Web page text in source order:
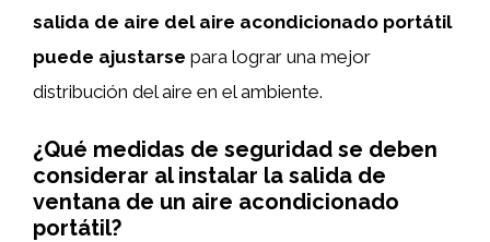
salida de aire del aire acondicionado portátil
puede ajustarse para lograr una mejor
distribución del aire en el ambiente.
¿Qué medidas de seguridad se deben
considerar al instalar la salida de
ventana de un aire acondicionado
portátil?